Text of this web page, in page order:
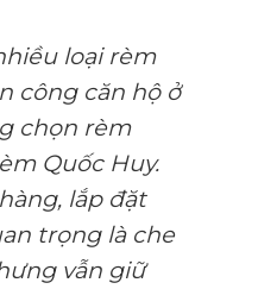
loại rèm
công căn hộ ở
chọn rèm
Quốc Huy.
lắp đặt
trọng là che
vẫn giữ